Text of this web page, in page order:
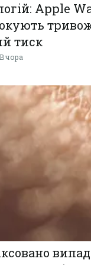
Apple
тиск
Вчора